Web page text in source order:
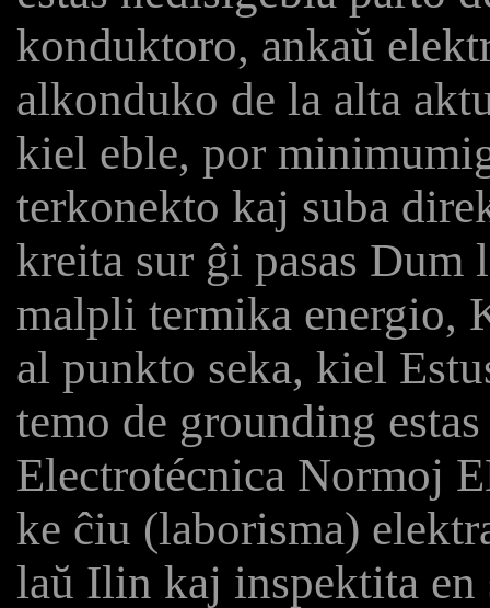
konduktoro, ankaŭ
alkonduko de la alta
kiel eble, por
terkonekto kaj suba
kreita sur ĝi pasas Dum
malpli termika energio,
al punkto seka, kiel
temo de grounding
Electrotécnica Normoj
ke ĉiu (laborisma)
laŭ Ilin kaj inspektita